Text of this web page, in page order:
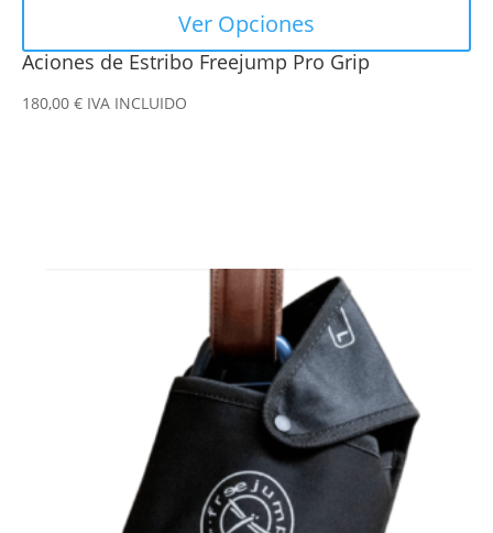
Aciones de Estribo Freejump Pro Grip
180,00 € IVA INCLUIDO
Ver Opciones